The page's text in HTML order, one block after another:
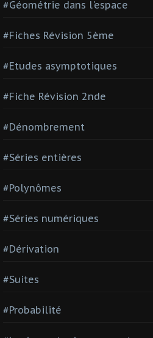
#Géométrie dans l'espace
#Fiches Révision 5ème
#Etudes asymptotiques
#Fiche Révision 2nde
#Dénombrement
#Séries entières
#Polynômes
#Séries numériques
#Dérivation
#Suites
#Probabilité